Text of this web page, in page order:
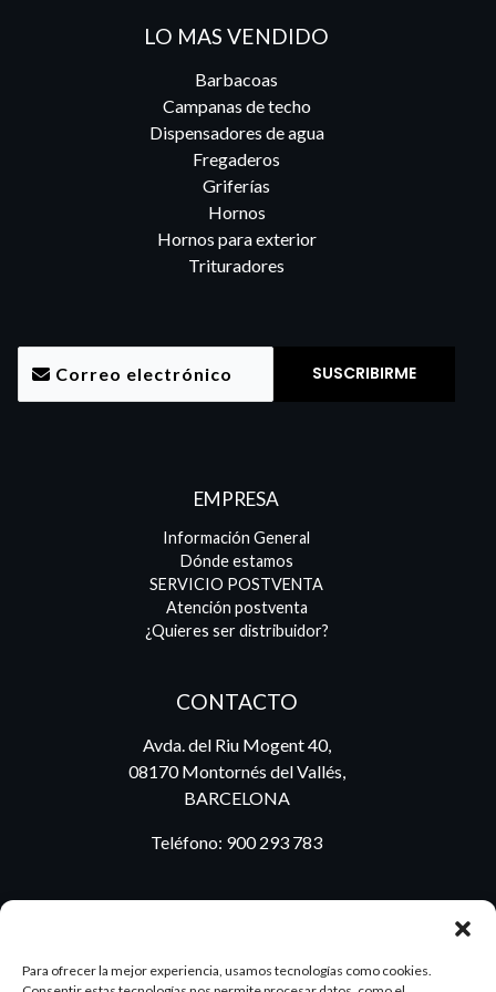
Para ofrecer la mejor experiencia, usamos tecnologías como cookies.
LO MAS VENDIDO
Barbacoas
Campanas de techo
Dispensadores de agua
Fregaderos
Griferías
Hornos
Hornos para exterior
Trituradores
EMPRESA
Información General
Dónde estamos
SERVICIO POSTVENTA
Atención postventa
¿Quieres ser distribuidor?
CONTACTO
Avda. del Riu Mogent 40,
08170 Montornés del Vallés,
BARCELONA
Teléfono: 900 293 783